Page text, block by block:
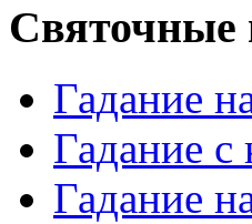
Святочные
Гадание
Гадание с
Гадание